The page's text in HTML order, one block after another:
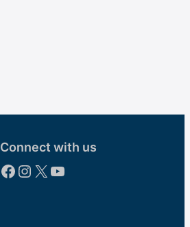
Connect with us
Facebook
Instagram
X YouTube